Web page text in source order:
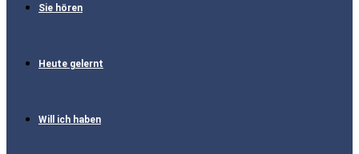
Sie hören
Heute gelernt
Will ich haben